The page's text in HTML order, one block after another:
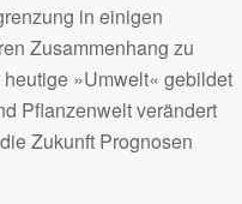
in einigen
Zusammenhang zu
»Umwelt« gebildet
Pflanzenwelt verändert
Zukunft Prognosen